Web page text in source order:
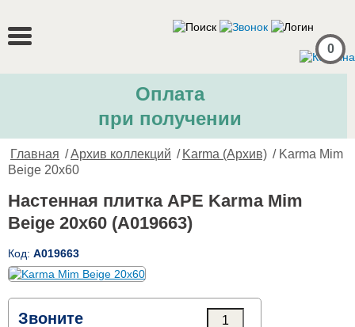
0
Оплата
при получении
Главная /Архив коллекций / Karma (Архив) / Karma Mim
Beige 20x60
Настенная плитка APE Karma Mim
Beige 20x60 (A019663)
Код: A019663
Звоните